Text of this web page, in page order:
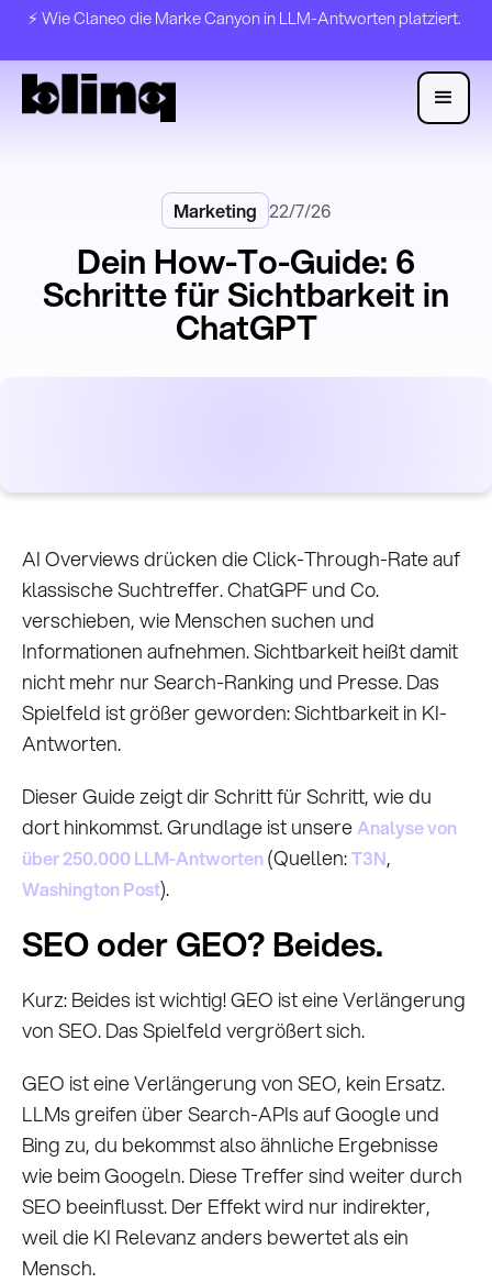
⚡️ Wie Claneo die Marke Canyon in LLM-Antworten platziert.
Marketing 22/7/26
Dein How-To-Guide: 6
Schritte für Sichtbarkeit in
ChatGPT
AI Overviews drücken die Click-Through-Rate auf
klassische Suchtreffer. ChatGPF und Co.
verschieben, wie Menschen suchen und
Informationen aufnehmen. Sichtbarkeit heißt damit
nicht mehr nur Search-Ranking und Presse. Das
Spielfeld ist größer geworden: Sichtbarkeit in KI-
Antworten.
Dieser Guide zeigt dir Schritt für Schritt, wie du
dort hinkommst. Grundlage ist unsereAnalyse von
über 250.000 LLM-Antworten(Quellen:T3N,
Washington Post).
SEO oder GEO? Beides.
Kurz: Beides ist wichtig! GEO ist eine Verlängerung
von SEO. Das Spielfeld vergrößert sich.
GEO ist eine Verlängerung von SEO, kein Ersatz.
LLMs greifen über Search-APIs auf Google und
Bing zu, du bekommst also ähnliche Ergebnisse
wie beim Googeln. Diese Treffer sind weiter durch
SEO beeinflusst. Der Effekt wird nur indirekter,
weil die KI Relevanz anders bewertet als ein
Mensch.